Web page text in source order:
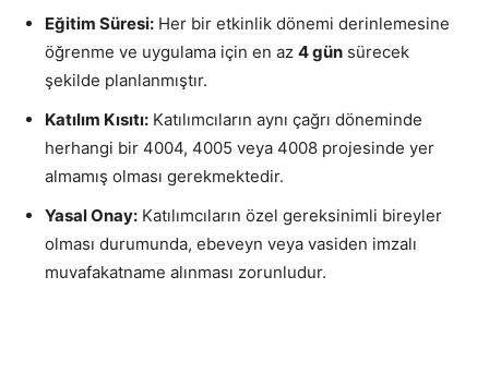
Eğitim Süresi: Her bir etkinlik dönemi derinlemesine
öğrenme ve uygulama için en az 4 gün sürecek
şekilde planlanmıştır.
Katılım Kısıtı: Katılımcıların aynı çağrı döneminde
herhangi bir 4004, 4005 veya 4008 projesinde yer
almamış olması gerekmektedir.
Yasal Onay: Katılımcıların özel gereksinimli bireyler
olması durumunda, ebeveyn veya vasiden imzalı
muvafakatname alınması zorunludur.